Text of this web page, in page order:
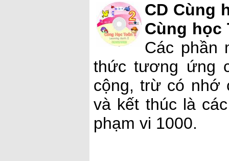
CD Cùng
Cùng học
Các phần
thức tương ứng
cộng, trừ có nhớ
và kết thúc là
phạm vi 1000.